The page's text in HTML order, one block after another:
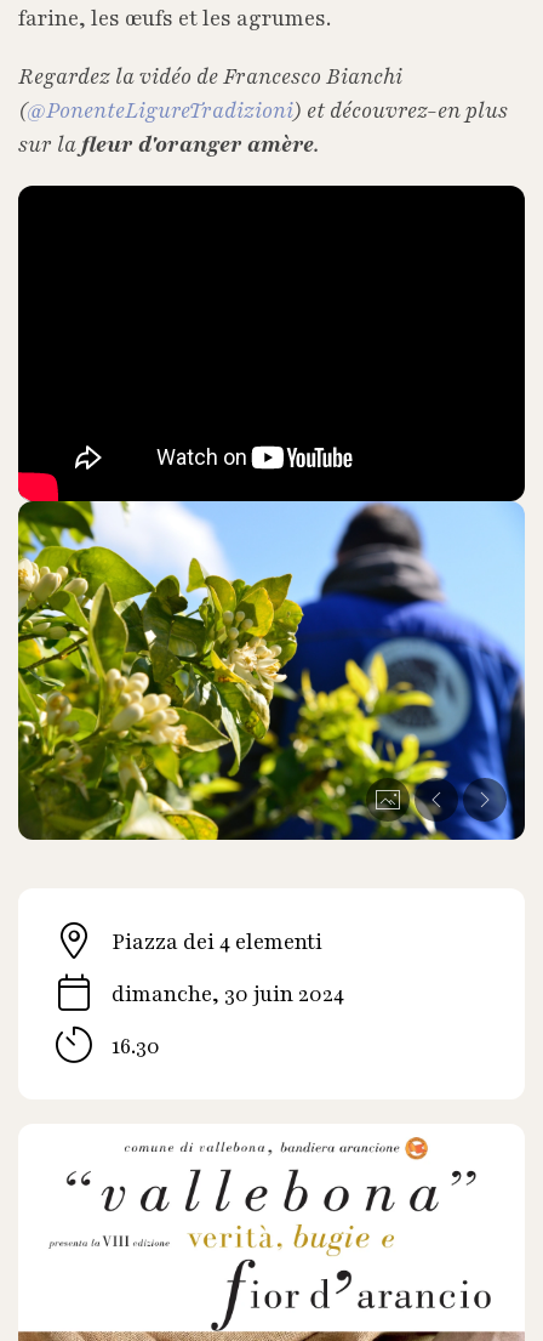
farine, les œufs et les agrumes.
Regardez la vidéo de Francesco Bianchi
(@PonenteLigureTradizioni) et découvrez-en plus
sur lafleur d'oranger amère.
Piazza dei 4 elementi
dimanche, 30 juin 2024
16.30